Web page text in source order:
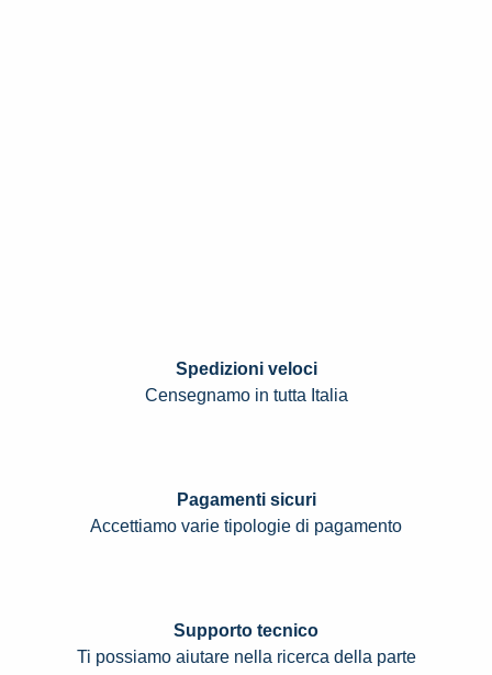
Spedizioni veloci
Censegnamo in tutta Italia
Pagamenti sicuri
Accettiamo varie tipologie di pagamento
Supporto tecnico
Ti possiamo aiutare nella ricerca della parte